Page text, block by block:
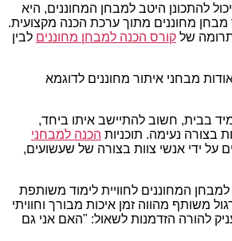
להתכונן היטב למבחן המחוננים, היא
מבחן מחוננים מתוך ערכת הכנה מקצועית.
של קורס הכנה למבחן מחוננים לבין
מבחני איתור מחוננים לדוגמא
בבית, חשוב להתיישב איתו ביחד,
בצורה נעימה. תוכניות הכנה למבחני
על ידי אנשי צוות בצורה של שעשועים,
המחוננים לחוויית לימוד משותפת
משותף מהווה זמן איכות מבורך וחוויתי
להורה הזדמנות לשאול: "האם אני גם